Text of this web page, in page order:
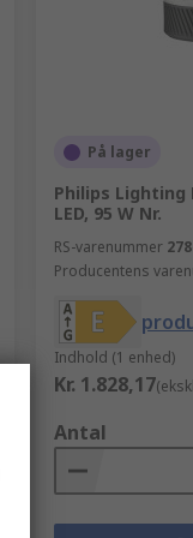
På lager
Philips Lighting
LED, 95 W Nr.
RS-varenummer
Producentens
Indhold (1 enhed)
Kr. 1.828,17
Antal